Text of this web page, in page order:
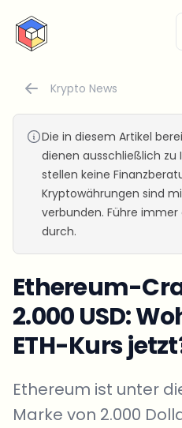
CryptoTicker
Krypto News
Die in diesem Artikel
dienen ausschließlich
stellen keine
Kryptowährungen sind
verbunden. Führe
durch.
Ethereum-
2.000 USD:
ETH-Kurs
Ethereum ist unter
Marke von 2.000